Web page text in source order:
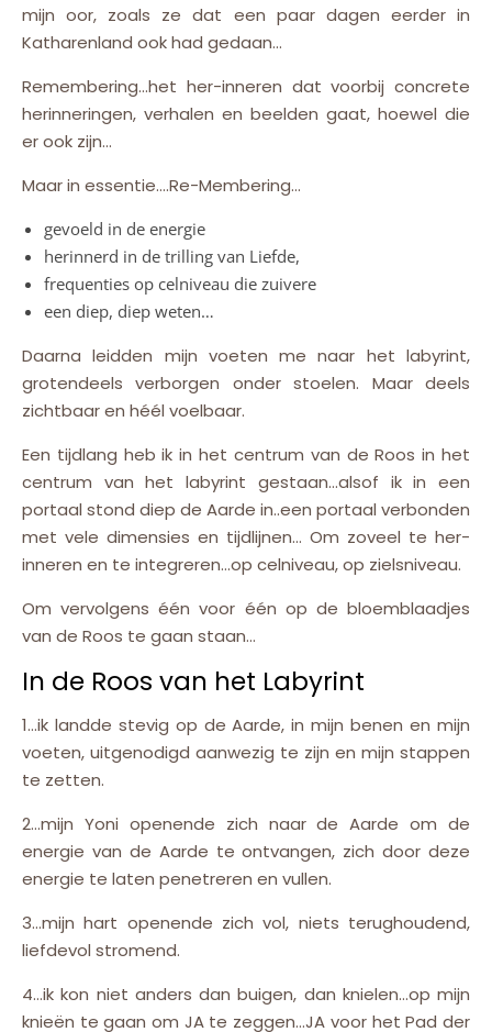
mijn oor, zoals ze dat een paar dagen eerder in
Katharenland ook had gedaan…
Remembering…het her-inneren dat voorbij concrete
herinneringen, verhalen en beelden gaat, hoewel die
er ook zijn…
Maar in essentie….Re-Membering…
gevoeld in de energie
herinnerd in de trilling van Liefde,
frequenties op celniveau die zuivere
een diep, diep weten…
Daarna leidden mijn voeten me naar het labyrint,
grotendeels verborgen onder stoelen. Maar deels
zichtbaar en héél voelbaar.
Een tijdlang heb ik in het centrum van de Roos in het
centrum van het labyrint gestaan…alsof ik in een
portaal stond diep de Aarde in..een portaal verbonden
met vele dimensies en tijdlijnen… Om zoveel te her-
inneren en te integreren…op celniveau, op zielsniveau.
Om vervolgens één voor één op de bloemblaadjes
van de Roos te gaan staan…
In de Roos van het Labyrint
1…ik landde stevig op de Aarde, in mijn benen en mijn
voeten, uitgenodigd aanwezig te zijn en mijn stappen
te zetten.
2…mijn Yoni openende zich naar de Aarde om de
energie van de Aarde te ontvangen, zich door deze
energie te laten penetreren en vullen.
3…mijn hart openende zich vol, niets terughoudend,
liefdevol stromend.
4…ik kon niet anders dan buigen, dan knielen…op mijn
knieën te gaan om JA te zeggen…JA voor het Pad der